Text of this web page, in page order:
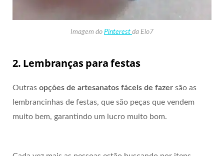
Imagem do Pinterest da Elo7
2. Lembranças para festas
Outras opções de artesanatos fáceis de fazer são as
lembrancinhas de festas, que são peças que vendem
muito bem, garantindo um lucro muito bom.